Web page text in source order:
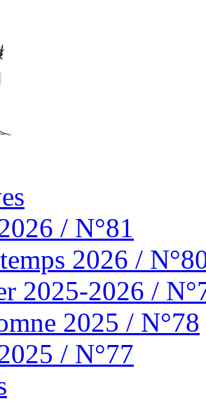
/ N°81
2026 /
2025-2026 /
2025 / N°78
/ N°77